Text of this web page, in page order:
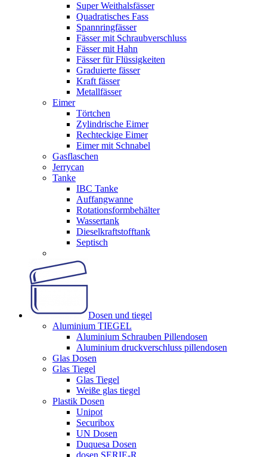
Super Weithalsfässer
Quadratisches Fass
Spannringfässer
Fässer mit Schraubverschluss
Fässer mit Hahn
Fässer für Flüssigkeiten
Graduierte fässer
Kraft fässer
Metallfässer
Eimer
Törtchen
Zylindrische Eimer
Rechteckige Eimer
Eimer mit Schnabel
Gasflaschen
Jerrycan
Tanke
IBC Tanke
Auffangwanne
Rotationsformbehälter
Wassertank
Dieselkraftstofftank
Septisch
Dosen und tiegel
Aluminium TIEGEL
Aluminium Schrauben Pillendosen
Aluminium druckverschluss pillendosen
Glas Dosen
Glas Tiegel
Glas Tiegel
Weiße glas tiegel
Plastik Dosen
Unipot
Securibox
UN Dosen
Duquesa Dosen
dosen SERIE-R